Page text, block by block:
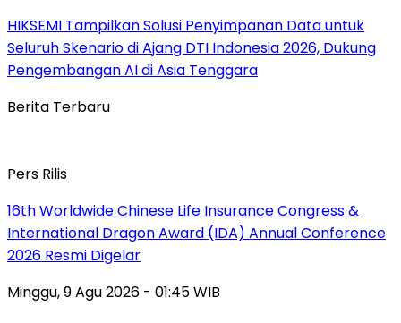
HIKSEMI Tampilkan Solusi Penyimpanan Data untuk
Seluruh Skenario di Ajang DTI Indonesia 2026, Dukung
Pengembangan AI di Asia Tenggara
Berita Terbaru
Pers Rilis
16th Worldwide Chinese Life Insurance Congress &
International Dragon Award (IDA) Annual Conference
2026 Resmi Digelar
Minggu, 9 Agu 2026 - 01:45 WIB